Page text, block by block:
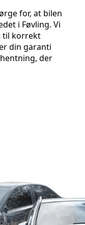
for, at bilen
i Føvling. Vi
til korrekt
din garanti
der